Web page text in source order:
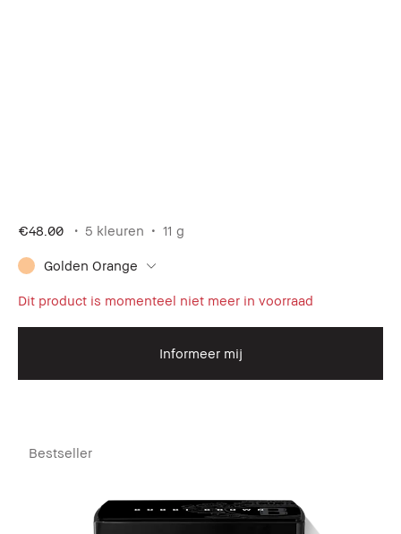
€48.00 5 kleuren 11 g
Golden Orange
Dit product is momenteel niet meer in voorraad
Informeer mij
Bestseller